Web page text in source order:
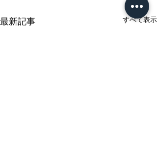
最新記事 すべて表示